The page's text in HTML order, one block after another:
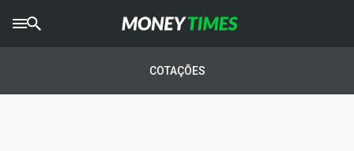
AGROTIMES
COTAÇÕES